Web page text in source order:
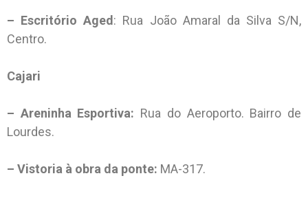
– Escritório Aged: Rua João Amaral da Silva S/N,
Centro.
Cajari
– Areninha Esportiva: Rua do Aeroporto. Bairro de
Lourdes.
– Vistoria à obra da ponte: MA-317.